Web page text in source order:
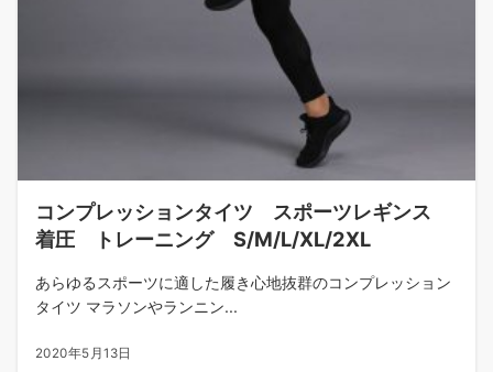
コンプレッションタイツ スポーツレギンス
着圧 トレーニング S/M/L/XL/2XL
あらゆるスポーツに適した履き心地抜群のコンプレッション
タイツ マラソンやランニン...
2020年5月13日